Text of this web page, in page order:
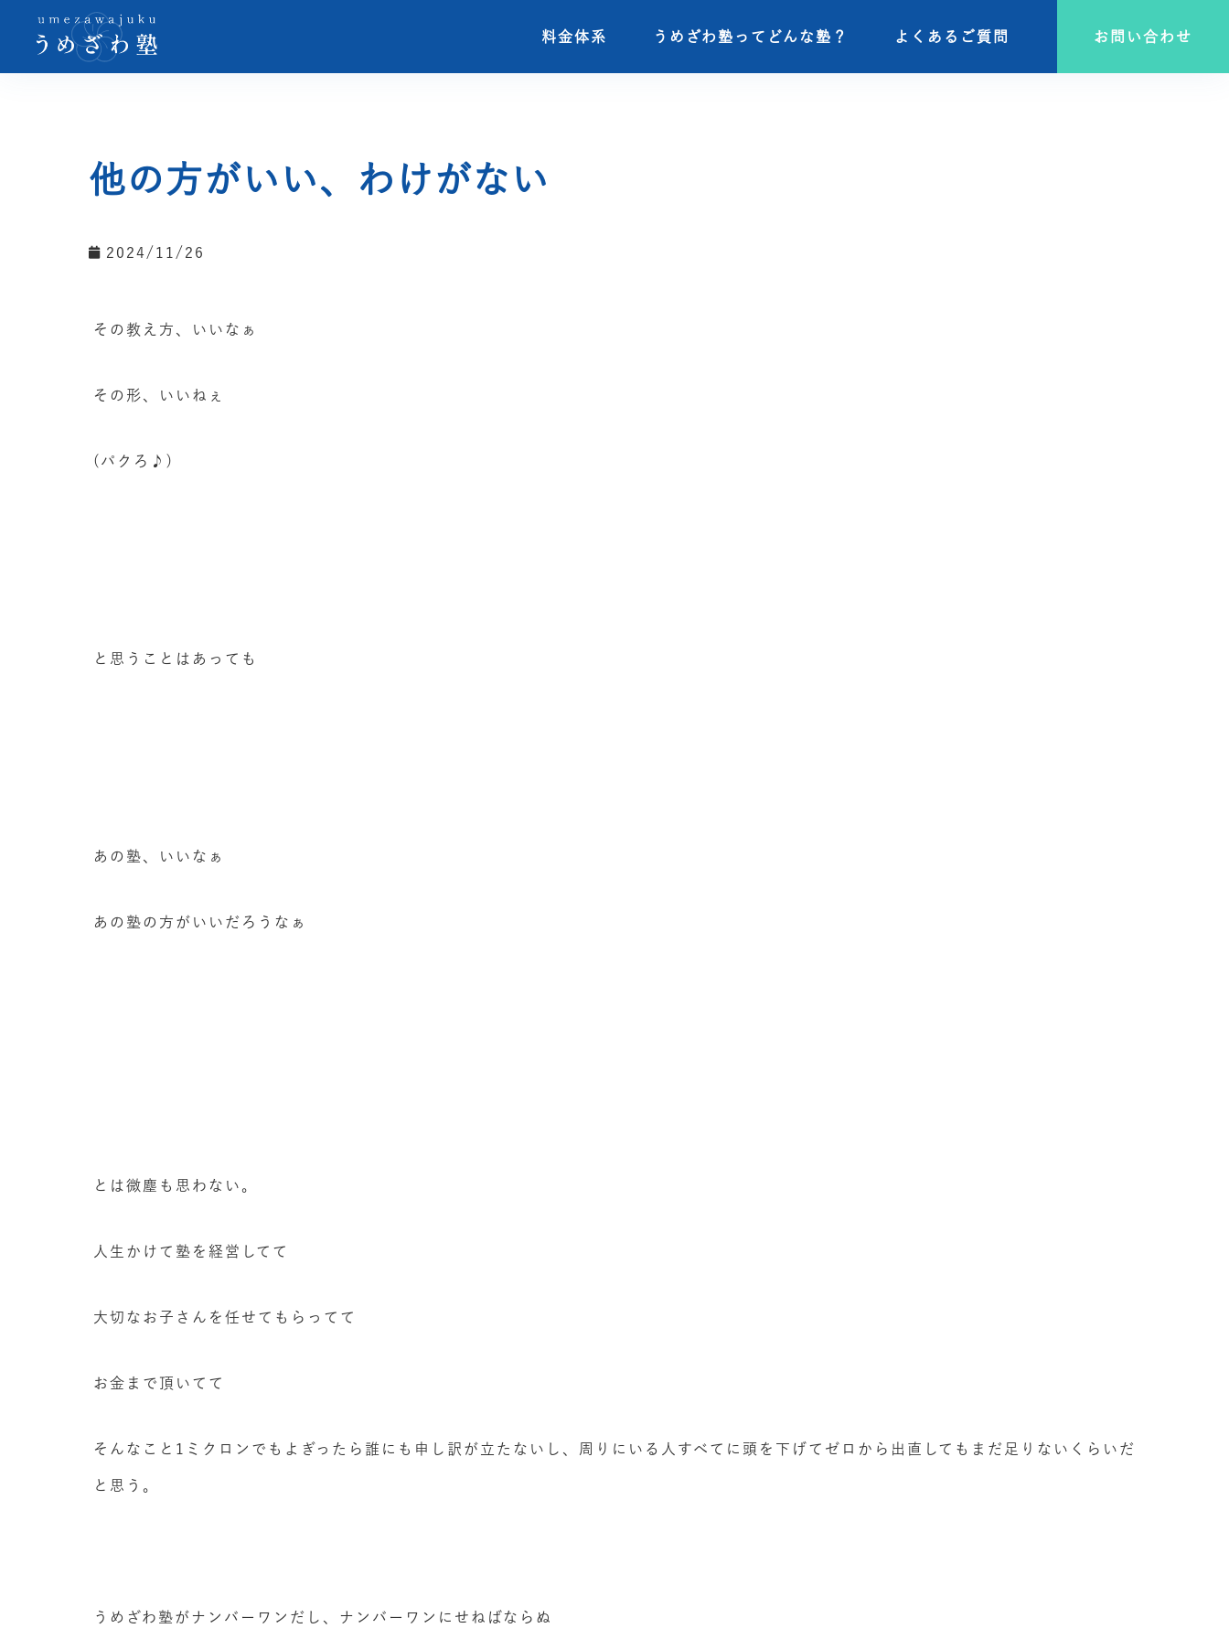
料金体系 うめざわ塾ってどんな塾？ よくあるご質問 お問い合わせ
料金体系 うめざわ塾ってどんな塾？ よくあるご質問 お問い合わせ
他の方がいい、わけがない
2024/11/26
その教え方、いいなぁ
その形、いいねぇ
(パクろ♪)
と思うことはあっても
あの塾、いいなぁ
あの塾の方がいいだろうなぁ
とは微塵も思わない。
人生かけて塾を経営してて
大切なお子さんを任せてもらってて
お金まで頂いてて
そんなこと1ミクロンでもよぎったら誰にも申し訳が立たないし、周りにいる人すべてに頭を下げてゼロから出直してもまだ足りないくらいだ
と思う。
うめざわ塾がナンバーワンだし、ナンバーワンにせねばならぬ